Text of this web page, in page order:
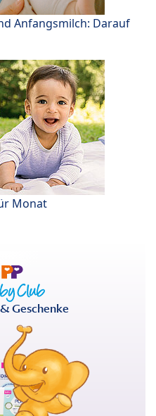
Anfangsmilch: Darauf
Monat
Geschenke